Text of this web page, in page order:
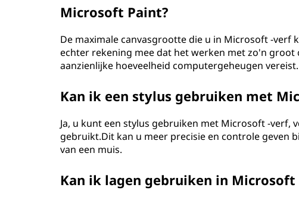
Microsoft Paint?
De maximale canvasgrootte die u in Microsoft -verf
echter rekening mee dat het werken met zo'n
aanzienlijke hoeveelheid computergeheugen vereist.
Kan ik een stylus gebruiken met
Ja, u kunt een stylus gebruiken met Microsoft -verf,
gebruikt.Dit kan u meer precisie en controle geven
van een muis.
Kan ik lagen gebruiken in Microsoft